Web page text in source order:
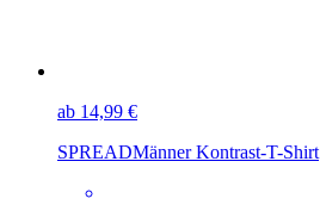
ab 14,99 €
SPREADMänner Kontrast-T-Shirt